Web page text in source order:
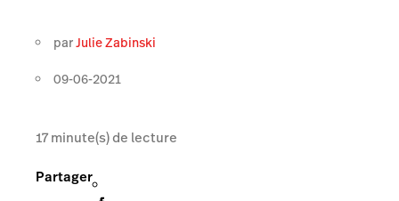
parJulie Zabinski
09-06-2021
17minute(s) de lecture
Partager